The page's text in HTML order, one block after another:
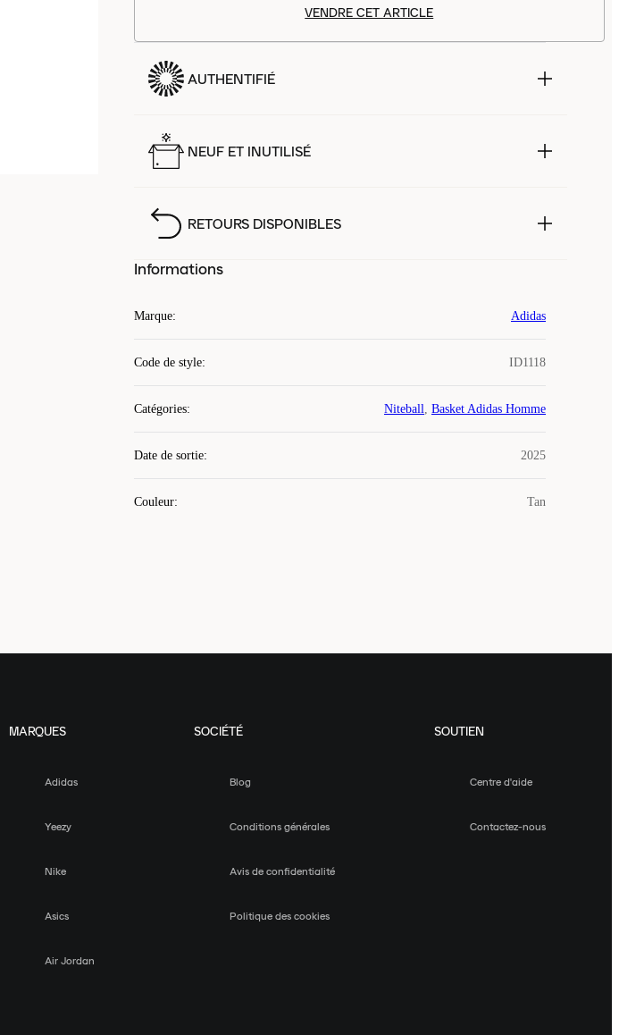
VENDRE CET ARTICLE
AUTHENTIFIÉ
NEUF ET INUTILISÉ
RETOURS DISPONIBLES
Informations
Marque: Adidas
Code de style: ID1118
Catégories: Niteball, Basket Adidas Homme
Date de sortie: 2025
Couleur: Tan
MARQUES
Adidas
Yeezy
Nike
Asics
Air Jordan
SOCIÉTÉ
Blog
Conditions générales
Avis de confidentialité
Politique des cookies
SOUTIEN
Centre d'aide
Contactez-nous